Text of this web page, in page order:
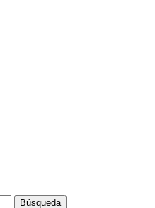
Búsqueda